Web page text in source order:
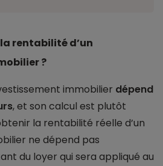
rentabilité d’un
?
immobilier dépend
, et son calcul est plutôt
la rentabilité réelle d’un
ne dépend pas
du loyer qui sera appliqué au